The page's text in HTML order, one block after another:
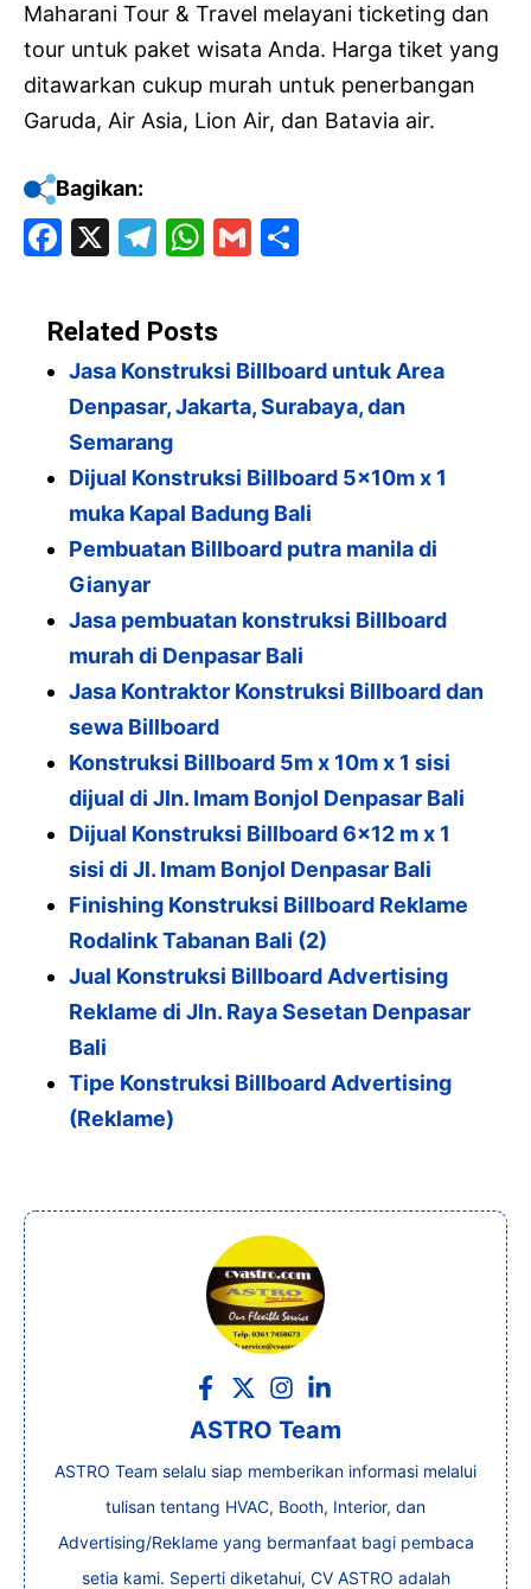
Maharani Tour & Travel melayani ticketing dan
tour untuk paket wisata Anda. Harga tiket yang
ditawarkan cukup murah untuk penerbangan
Garuda, Air Asia, Lion Air, dan Batavia air.
Bagikan:
F
c
e
b
o
o
k
X
T
e
gr
a
m
W
s
A
p
p
G
l
Related Posts
Jasa Konstruksi Billboard untuk Area
Denpasar, Jakarta, Surabaya, dan
Semarang
Dijual Konstruksi Billboard 5x10m x 1
muka Kapal Badung Bali
Pembuatan Billboard putra manila di
Gianyar
Jasa pembuatan konstruksi Billboard
murah di Denpasar Bali
Jasa Kontraktor Konstruksi Billboard dan
sewa Billboard
Konstruksi Billboard 5m x 10m x 1 sisi
dijual di Jln. Imam Bonjol Denpasar Bali
Dijual Konstruksi Billboard 6×12 m x 1
sisi di Jl. Imam Bonjol Denpasar Bali
Finishing Konstruksi Billboard Reklame
Rodalink Tabanan Bali (2)
Jual Konstruksi Billboard Advertising
Reklame di Jln. Raya Sesetan Denpasar
Bali
Tipe Konstruksi Billboard Advertising
(Reklame)
ASTRO Team
ASTRO Team selalu siap memberikan informasi melalui
tulisan tentang HVAC, Booth, Interior, dan
Advertising/Reklame yang bermanfaat bagi pembaca
setia kami. Seperti diketahui, CV ASTRO adalah